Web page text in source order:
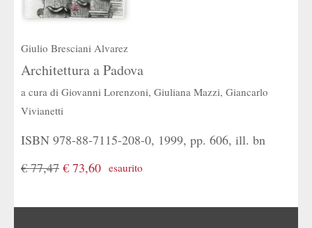
Giulio Bresciani Alvarez
Architettura a Padova
a cura di Giovanni Lorenzoni, Giuliana Mazzi, Giancarlo
Vivianetti
ISBN 978-88-7115-208-0, 1999, pp. 606, ill. bn
€ 77,47 € 73,60 esaurito